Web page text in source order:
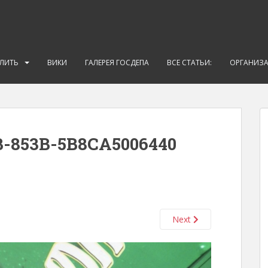
ВИКИ ГАЛЕРЕЯ ГОСДЕПА ВСЕ СТАТЬИ:
853B-5B8CA5006440
Next